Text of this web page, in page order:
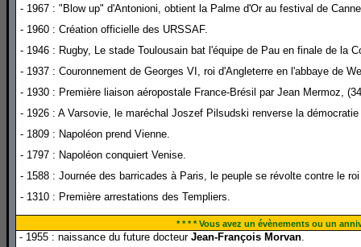
- 1967 : "Blow up" d'Antonioni, obtient la Palme d'Or au festival de
- 1960 : Création officielle des URSSAF.
- 1946 : Rugby, Le stade Toulousain bat l'équipe de Pau en finale de la
- 1937 : Couronnement de Georges VI, roi d'Angleterre en l'abbaye de
- 1930 : Première liaison aéropostale France-Brésil par Jean Mermoz,
- 1926 : A Varsovie, le maréchal Joszef Pilsudski renverse la
- 1809 : Napoléon prend Vienne.
- 1797 : Napoléon conquiert Venise.
- 1588 : Journée des barricades à Paris, le peuple se révolte contre le
- 1310 : Première arrestations des Templiers.
* * * * Vous avez un évènements ou un
- 1955 : naissance du future docteur Jean-François Morvan.